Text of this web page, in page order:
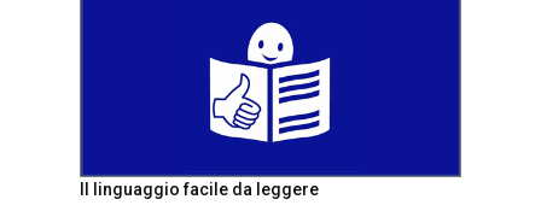
Il linguaggio facile da leggere